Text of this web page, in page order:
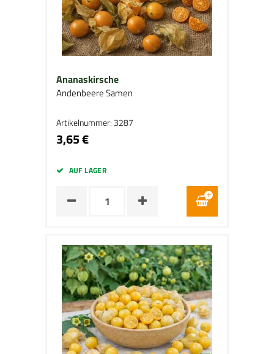
Ananaskirsche
Andenbeere Samen
Artikelnummer: 3287
3,65 €
AUF LAGER